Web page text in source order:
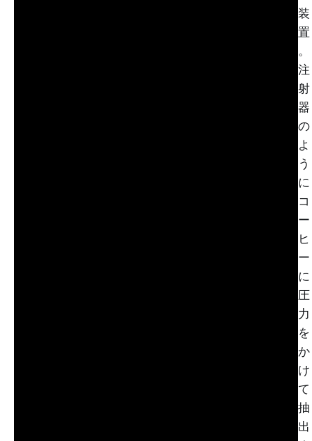
装
置
。
注
射
器
の
よ
う
に
コ
ー
ヒ
ー
に
圧
力
を
か
け
て
抽
出